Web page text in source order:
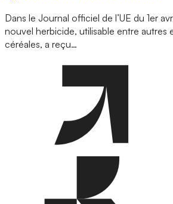
Dans le Journal officiel de l’UE du 1er
nouvel herbicide, utilisable entre autres
céréales, a reçu…